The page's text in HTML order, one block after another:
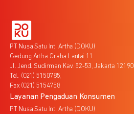
PT Nusa Satu Inti Artha (DOKU)
Gedung Artha Graha Lantai 11
Jl. Jend. Sudirman Kav. 52-53, Jakarta 12190
Tel. (021) 5150785,
Fax (021) 5154758
Layanan Pengaduan Konsumen
PT Nusa Satu Inti Artha (DOKU)